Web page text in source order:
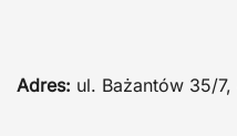
Adres: ul. Bażantów 35/